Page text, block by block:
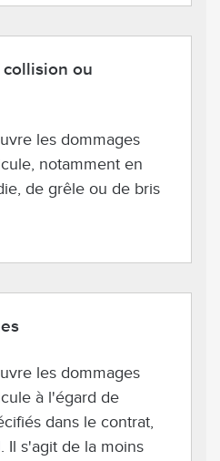
collision ou
les dommages
notamment en
de grêle ou de bris
les dommages
à l'égard de
dans le contrat,
Il s'agit de la moins